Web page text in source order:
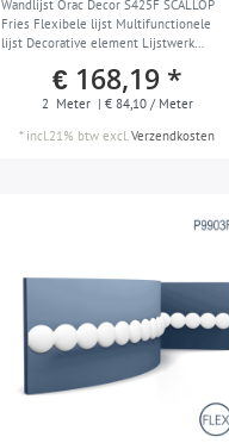
Wandlijst Orac Decor S425F SCALLOP
Fries Flexibele lijst Multifunctionele
lijst Decorative element Lijstwerk
€ 168,19 *
2 Meter | € 84,10 / Meter
* incl.21% btw excl.Verzendkosten